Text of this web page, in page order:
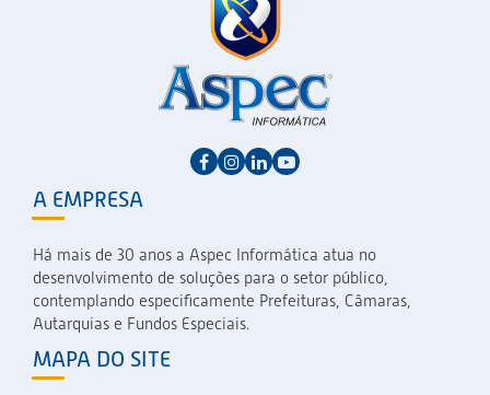
A EMPRESA
Há mais de 30 anos a Aspec Informática atua no
desenvolvimento de soluções para o setor público,
contemplando especificamente Prefeituras, Câmaras,
Autarquias e Fundos Especiais.
MAPA DO SITE